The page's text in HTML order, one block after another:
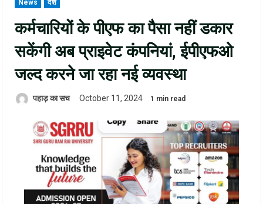
News देश
कर्मचारियों के पीएफ का पैसा नहीं डकार
सकेंगी अब प्राइवेट कंपनियां, ईपीएफओ
जल्‍द करने जा रहा नई व्‍यवस्‍था
पहाड़ का सच October 11, 2024 1 min read